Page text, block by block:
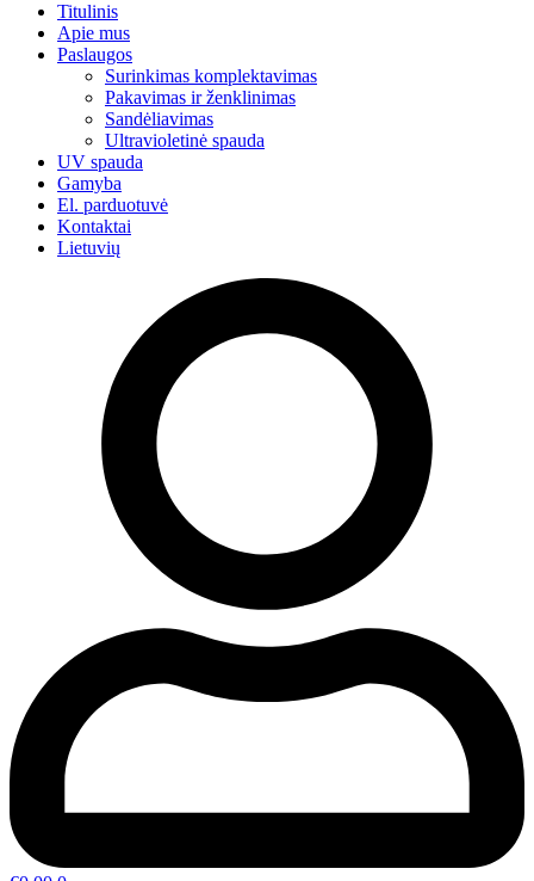
Titulinis
Apie mus
Paslaugos
Surinkimas komplektavimas
Pakavimas ir ženklinimas
Sandėliavimas
Ultravioletinė spauda
UV spauda
Gamyba
El. parduotuvė
Kontaktai
Lietuvių